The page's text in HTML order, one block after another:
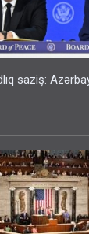
saziş: